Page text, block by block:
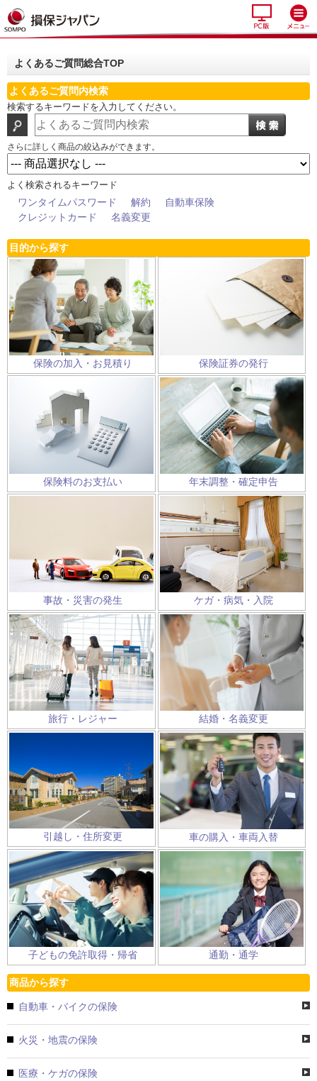
よくあるご質問総合TOP
よくあるご質問内検索
検索するキーワードを入力してください。
さらに詳しく商品の絞込みができます。
よく検索されるキーワード
ワンタイムパスワード 解約
自動車保険
クレジットカード
名義変更
目的から探す
保険の加入・お見積り 保険証券の発行
保険料のお支払い 年末調整・確定申告
事故・災害の発生 ケガ・病気・入院
旅行・レジャー 結婚・名義変更
引越し・住所変更 車の購入・車両入替
子どもの免許取得・帰省 通勤・通学
商品から探す
自動車・バイクの保険
火災・地震の保険
医療・ケガの保険